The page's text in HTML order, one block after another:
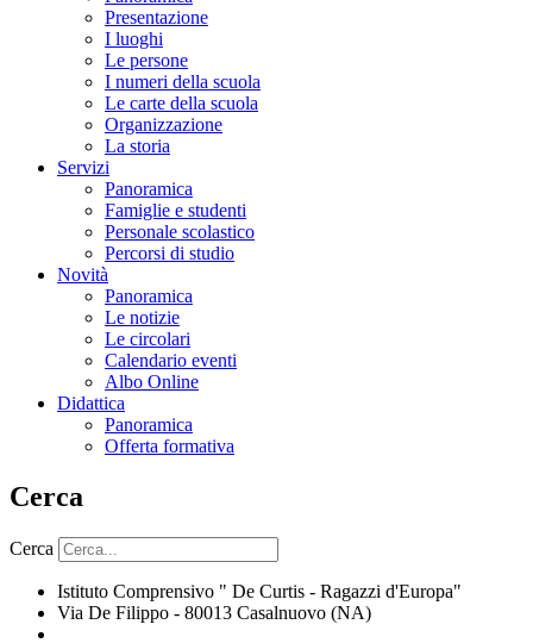
Presentazione
I luoghi
Le persone
I numeri della scuola
Le carte della scuola
Organizzazione
La storia
Servizi
Panoramica
Famiglie e studenti
Personale scolastico
Percorsi di studio
Novità
Panoramica
Le notizie
Le circolari
Calendario eventi
Albo Online
Didattica
Panoramica
Offerta formativa
Cerca
Cerca
Istituto Comprensivo " De Curtis - Ragazzi d'Europa"
Via De Filippo - 80013 Casalnuovo (NA)